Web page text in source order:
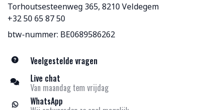
Torhoutsesteenweg 365, 8210 Veldegem
+32 50 65 87 50
btw-nummer: BE0689586262
Veelgestelde vragen
Live chat
Van maandag tem vrijdag
WhatsApp